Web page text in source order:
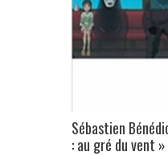
Sébastien
: au gré du vent »